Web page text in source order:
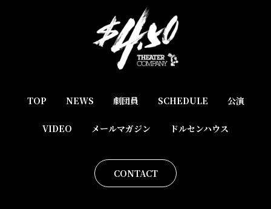
TOP NEWS 劇団員 SCHEDULE 公演
VIDEO メールマガジン ドルセンハウス
CONTACT